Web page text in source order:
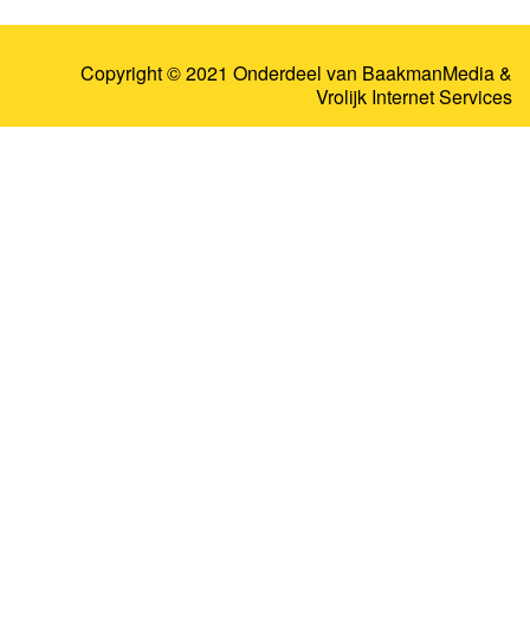
Copyright © 2021 Onderdeel van BaakmanMedia&
Vrolijk Internet Services